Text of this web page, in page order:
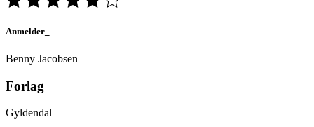
Anmelder_
Benny Jacobsen
Forlag
Gyldendal